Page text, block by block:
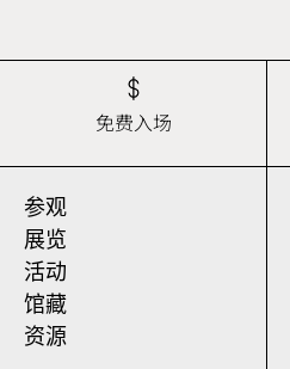
免费入场
参观
展览
活动
馆藏
资源